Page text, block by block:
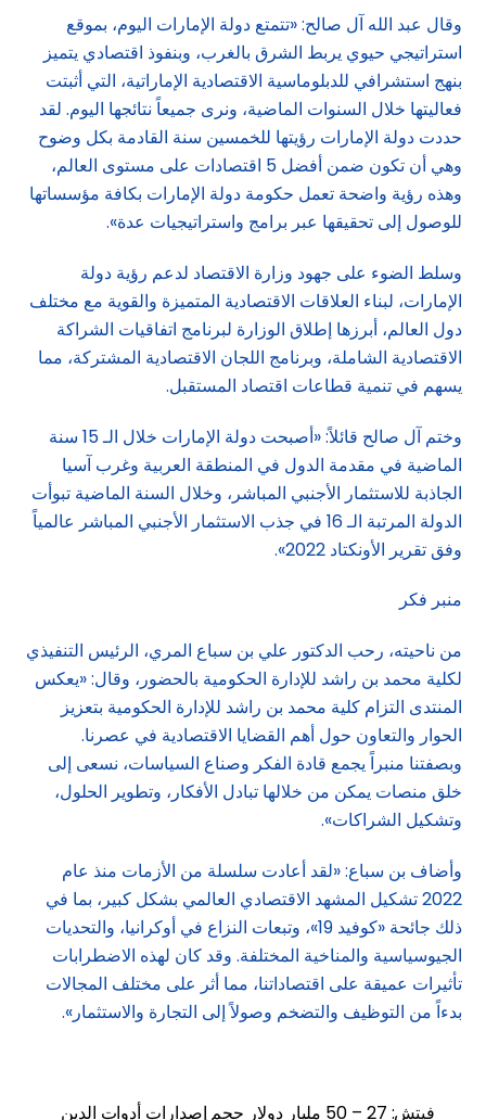
وقال عبد الله آل صالح: «تتمتع دولة الإمارات اليوم، بموقع
استراتيجي حيوي يربط الشرق بالغرب، وبنفوذ اقتصادي يتميز
بنهج استشرافي للدبلوماسية الاقتصادية الإماراتية، التي أثبتت
فعاليتها خلال السنوات الماضية، ونرى جميعاً نتائجها اليوم. لقد
حددت دولة الإمارات رؤيتها للخمسين سنة القادمة بكل وضوح
وهي أن تكون ضمن أفضل 5 اقتصادات على مستوى العالم،
وهذه رؤية واضحة تعمل حكومة دولة الإمارات بكافة مؤسساتها
للوصول إلى تحقيقها عبر برامج واستراتيجيات عدة».
وسلط الضوء على جهود وزارة الاقتصاد لدعم رؤية دولة
الإمارات، لبناء العلاقات الاقتصادية المتميزة والقوية مع مختلف
دول العالم، أبرزها إطلاق الوزارة لبرنامج اتفاقيات الشراكة
الاقتصادية الشاملة، وبرنامج اللجان الاقتصادية المشتركة، مما
يسهم في تنمية قطاعات اقتصاد المستقبل.
وختم آل صالح قائلاً: «أصبحت دولة الإمارات خلال الـ 15 سنة
الماضية في مقدمة الدول في المنطقة العربية وغرب آسيا
الجاذبة للاستثمار الأجنبي المباشر، وخلال السنة الماضية تبوأت
الدولة المرتبة الـ 16 في جذب الاستثمار الأجنبي المباشر عالمياً
وفق تقرير الأونكتاد 2022».
منبر فكر
من ناحيته، رحب الدكتور علي بن سباع المري، الرئيس التنفيذي
لكلية محمد بن راشد للإدارة الحكومية بالحضور، وقال: «يعكس
المنتدى التزام كلية محمد بن راشد للإدارة الحكومية بتعزيز
الحوار والتعاون حول أهم القضايا الاقتصادية في عصرنا.
وبصفتنا منبراً يجمع قادة الفكر وصناع السياسات، نسعى إلى
خلق منصات يمكن من خلالها تبادل الأفكار، وتطوير الحلول،
وتشكيل الشراكات».
وأضاف بن سباع: «لقد أعادت سلسلة من الأزمات منذ عام
2022 تشكيل المشهد الاقتصادي العالمي بشكل كبير، بما في
ذلك جائحة «كوفيد 19»، وتبعات النزاع في أوكرانيا، والتحديات
الجيوسياسية والمناخية المختلفة. وقد كان لهذه الاضطرابات
تأثيرات عميقة على اقتصاداتنا، مما أثر على مختلف المجالات
بدءاً من التوظيف والتضخم وصولاً إلى التجارة والاستثمار».
فيتش: 27 – 50 مليار دولار حجم إصدارات أدوات الدين